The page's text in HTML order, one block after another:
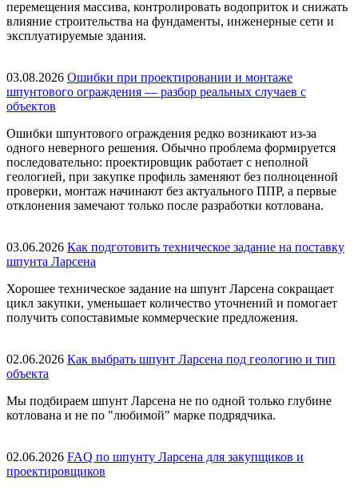
перемещения массива, контролировать водоприток и снижать
влияние строительства на фундаменты, инженерные сети и
эксплуатируемые здания.
03.08.2026 Ошибки при проектировании и монтаже
шпунтового ограждения — разбор реальных случаев с
объектов
Ошибки шпунтового ограждения редко возникают из-за
одного неверного решения. Обычно проблема формируется
последовательно: проектировщик работает с неполной
геологией, при закупке профиль заменяют без полноценной
проверки, монтаж начинают без актуального ППР, а первые
отклонения замечают только после разработки котлована.
03.06.2026 Как подготовить техническое задание на поставку
шпунта Ларсена
Хорошее техническое задание на шпунт Ларсена сокращает
цикл закупки, уменьшает количество уточнений и помогает
получить сопоставимые коммерческие предложения.
02.06.2026 Как выбрать шпунт Ларсена под геологию и тип
объекта
Мы подбираем шпунт Ларсена не по одной только глубине
котлована и не по "любимой" марке подрядчика.
02.06.2026 FAQ по шпунту Ларсена для закупщиков и
проектировщиков